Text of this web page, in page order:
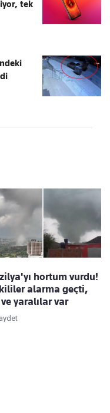
tek
hortum vurdu!
alarma geçti,
yaralılar var